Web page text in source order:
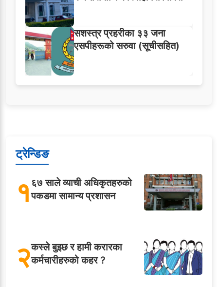
सशस्त्र प्रहरीका ३३ जना
एसपीहरूको सरुवा (सूचीसहित)
ट्रेन्डिङ
१६७ साले व्याची अधिकृतहरुको
पकडमा सामान्य प्रशासन
२कस्ले बुझ्छ र हामी करारका
कर्मचारीहरुको कहर ?